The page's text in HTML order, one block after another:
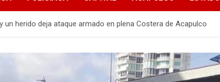
un herido deja ataque armado en plena Costera de Acapulco